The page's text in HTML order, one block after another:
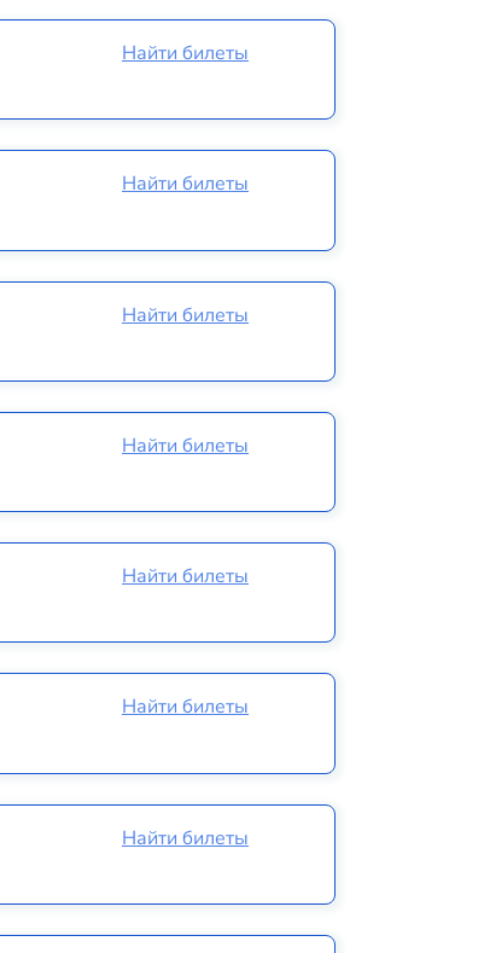
Найти билеты
Найти билеты
Найти билеты
Найти билеты
Найти билеты
Найти билеты
Найти билеты